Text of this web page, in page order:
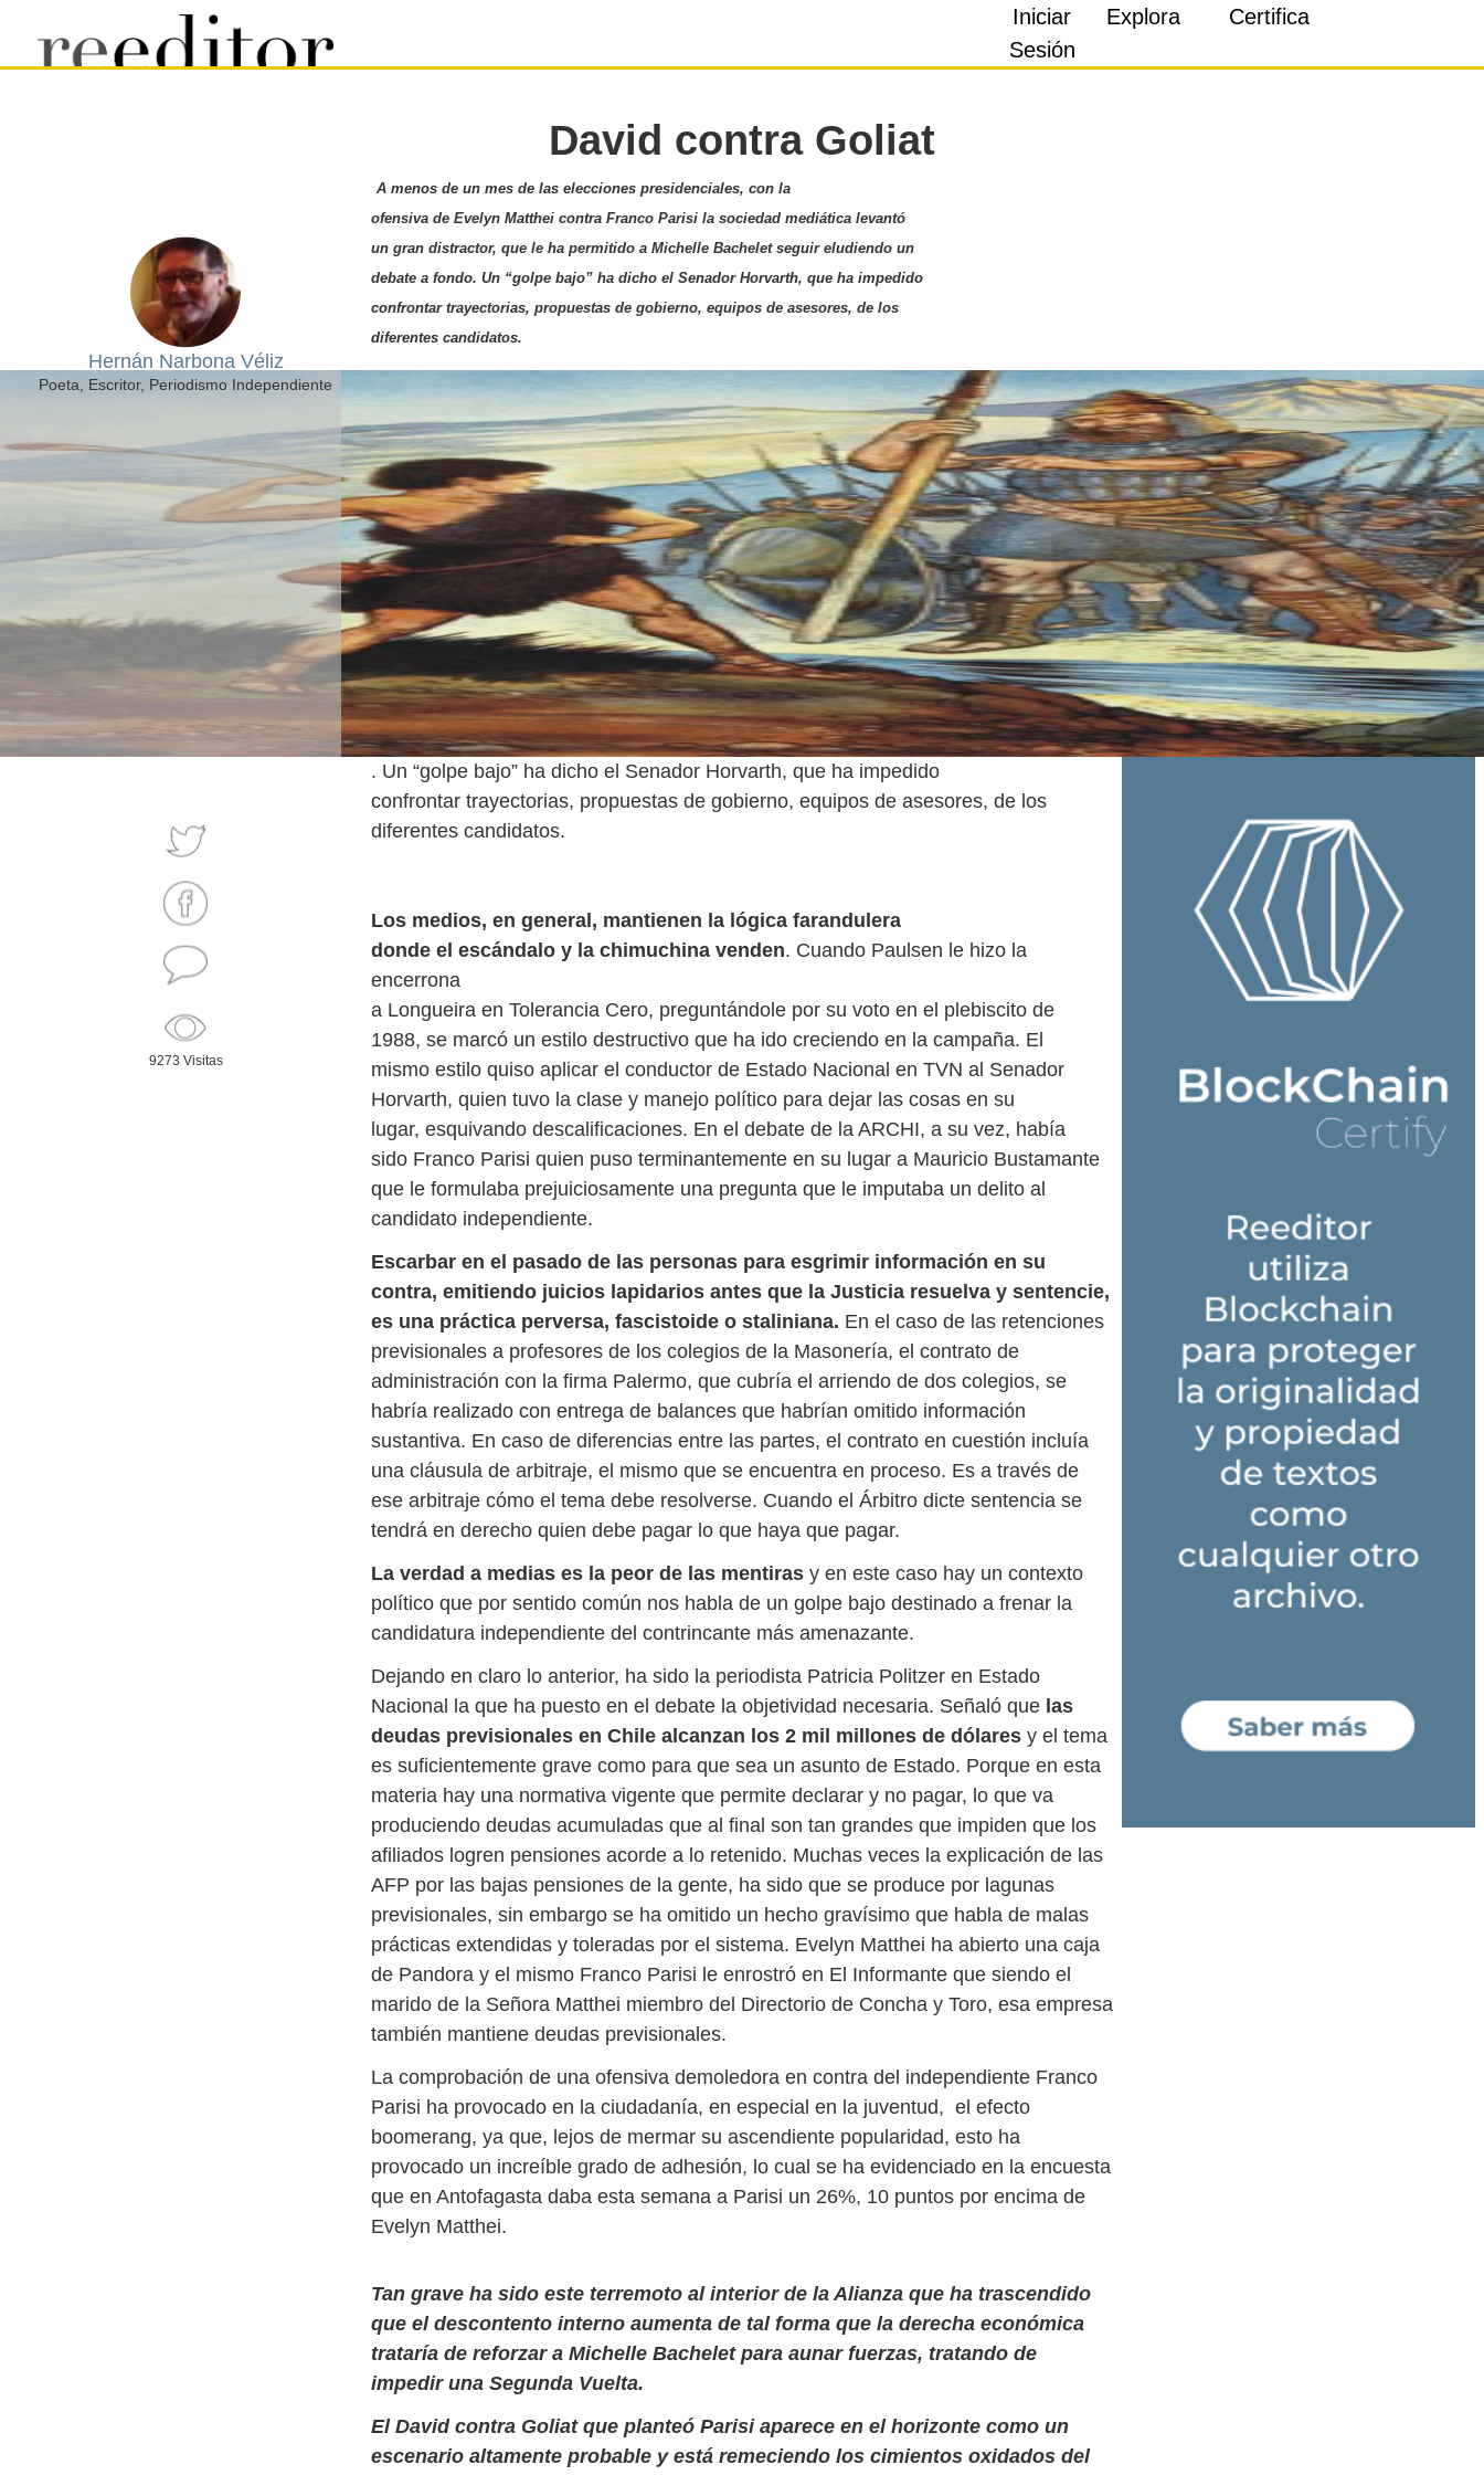
Iniciar
Sesión
Explora Certifica
Hernán Narbona Véliz
Poeta, Escritor, Periodismo Independiente
David contra Goliat
A menos de un mes de las elecciones presidenciales, con la
ofensiva de Evelyn Matthei contra Franco Parisi la sociedad mediática levantó
un gran distractor, que le ha permitido a Michelle Bachelet seguir eludiendo un
debate a fondo. Un “golpe bajo” ha dicho el Senador Horvarth, que ha impedido
confrontar trayectorias, propuestas de gobierno, equipos de asesores, de los
diferentes candidatos.
9273 Visitas
. Un “golpe bajo” ha dicho el Senador Horvarth, que ha impedido
confrontar trayectorias, propuestas de gobierno, equipos de asesores, de los
diferentes candidatos.
Los medios, en general, mantienen la lógica farandulera
donde el escándalo y la chimuchina venden. Cuando Paulsen le hizo la
encerrona
a Longueira en Tolerancia Cero, preguntándole por su voto en el plebiscito de
1988, se marcó un estilo destructivo que ha ido creciendo en la campaña. El
mismo estilo quiso aplicar el conductor de Estado Nacional en TVN al Senador
Horvarth, quien tuvo la clase y manejo político para dejar las cosas en su
lugar, esquivando descalificaciones. En el debate de la ARCHI, a su vez, había
sido Franco Parisi quien puso terminantemente en su lugar a Mauricio Bustamante
que le formulaba prejuiciosamente una pregunta que le imputaba un delito al
candidato independiente.
Escarbar en el pasado de las personas para esgrimir información en su
contra, emitiendo juicios lapidarios antes que la Justicia resuelva y sentencie,
es una práctica perversa, fascistoide o staliniana. En el caso de las retenciones
previsionales a profesores de los colegios de la Masonería, el contrato de
administración con la firma Palermo, que cubría el arriendo de dos colegios, se
habría realizado con entrega de balances que habrían omitido información
sustantiva. En caso de diferencias entre las partes, el contrato en cuestión incluía
una cláusula de arbitraje, el mismo que se encuentra en proceso. Es a través de
ese arbitraje cómo el tema debe resolverse. Cuando el Árbitro dicte sentencia se
tendrá en derecho quien debe pagar lo que haya que pagar.
La verdad a medias es la peor de las mentiras y en este caso hay un contexto
político que por sentido común nos habla de un golpe bajo destinado a frenar la
candidatura independiente del contrincante más amenazante.
Dejando en claro lo anterior, ha sido la periodista Patricia Politzer en Estado
Nacional la que ha puesto en el debate la objetividad necesaria. Señaló que las
deudas previsionales en Chile alcanzan los 2 mil millones de dólares y el tema
es suficientemente grave como para que sea un asunto de Estado. Porque en esta
materia hay una normativa vigente que permite declarar y no pagar, lo que va
produciendo deudas acumuladas que al final son tan grandes que impiden que los
afiliados logren pensiones acorde a lo retenido. Muchas veces la explicación de las
AFP por las bajas pensiones de la gente, ha sido que se produce por lagunas
previsionales, sin embargo se ha omitido un hecho gravísimo que habla de malas
prácticas extendidas y toleradas por el sistema. Evelyn Matthei ha abierto una caja
de Pandora y el mismo Franco Parisi le enrostró en El Informante que siendo el
marido de la Señora Matthei miembro del Directorio de Concha y Toro, esa empresa
también mantiene deudas previsionales.
La comprobación de una ofensiva demoledora en contra del independiente Franco
Parisi ha provocado en la ciudadanía, en especial en la juventud, el efecto
boomerang, ya que, lejos de mermar su ascendiente popularidad, esto ha
provocado un increíble grado de adhesión, lo cual se ha evidenciado en la encuesta
que en Antofagasta daba esta semana a Parisi un 26%, 10 puntos por encima de
Evelyn Matthei.
Tan grave ha sido este terremoto al interior de la Alianza que ha trascendido
que el descontento interno aumenta de tal forma que la derecha económica
trataría de reforzar a Michelle Bachelet para aunar fuerzas, tratando de
impedir una Segunda Vuelta.
El David contra Goliat que planteó Parisi aparece en el horizonte como un
escenario altamente probable y está remeciendo los cimientos oxidados del